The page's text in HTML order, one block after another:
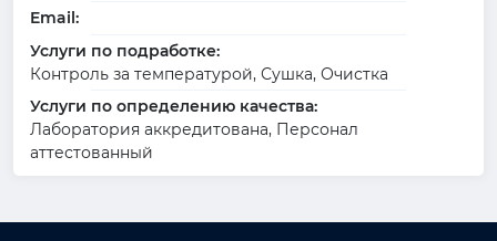
Email:
Услуги по подработке:
Контроль за температурой, Сушка, Очистка
Услуги по определению качества:
Лаборатория аккредитована, Персонал
аттестованный